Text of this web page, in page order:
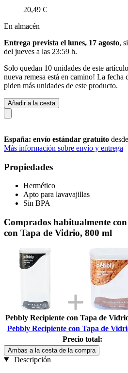
20,49 €
En almacén
Entrega prevista el lunes, 17 agosto,
del jueves a las 23:59 h.
Solo quedan 10 unidades de este
nueva remesa está en camino! La fecha
piden más unidades de este producto.
Añadir a la cesta
España: envío estándar gratuito
Más información sobre envío y entrega
Propiedades
Hermético
Apto para lavavajillas
Sin BPA
Comprados habitualmente
con Tapa de Vidrio, 800 ml
Pebbly Recipiente con Tapa de
Pebbly Recipiente con Tapa de
Precio total:
Ambas a la cesta de la compra
Descripción